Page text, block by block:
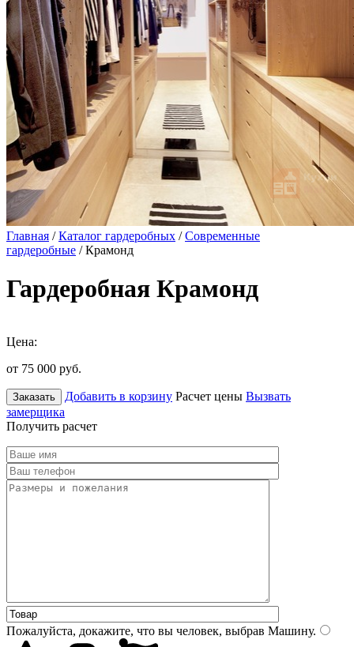
Главная /Каталог гардеробных /Современные
гардеробные / Крамонд
Гардеробная Крамонд
Цена:
от 75 000 руб.
Заказать Добавить в корзину Расчет цены Вызвать
замерщика
Получить расчет
Пожалуйста, докажите, что вы человек, выбрав Машину.